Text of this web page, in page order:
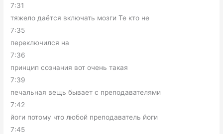
7:31
тяжело даётся включать мозги Те кто не
7:35
переключился на
7:36
принцип сознания вот очень такая
7:39
печальная вещь бывает с преподавателями
7:42
йоги потому что любой преподаватель йоги
7:45